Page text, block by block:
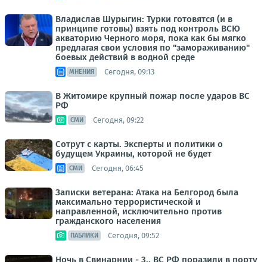
Владислав Шурыгин: Турки готовятся (и в
принципе готовы) взять под контроль ВСЮ
акваторию Черного моря, пока как бы мягко
предлагая свои условия по "замораживанию"
боевых действий в водной среде
МНЕНИЯ Сегодня, 09:13
В Житомире крупный пожар после ударов ВС
РФ
СМИ Сегодня, 09:22
Сотрут с карты. Эксперты и политики о
будущем Украины, которой не будет
СМИ Сегодня, 06:45
Записки ветерана: Атака на Белгород была
максимально террористической и
направленной, исключительно против
гражданского населения
ПАБЛИКИ Сегодня, 09:52